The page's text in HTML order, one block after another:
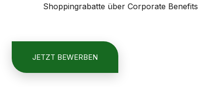
Shoppingrabatte über Corporate Benefits
JETZT BEWERBEN